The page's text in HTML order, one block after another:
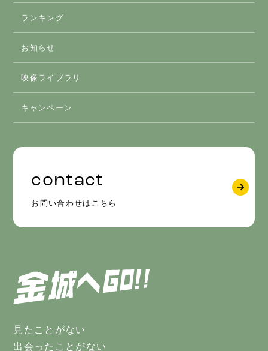
アクティビティ
体験
グルメ
ランキング
お知らせ
映像ライブラリ
キャンペーン
contact
お問い合わせはこちら
見たことがない
出会ったことがない